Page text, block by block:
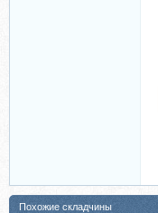
Похожие складчины